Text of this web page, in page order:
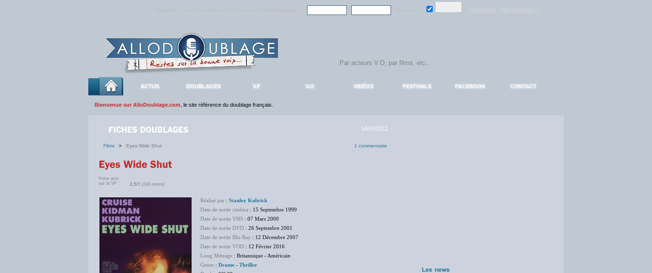
ACTUS DOUBLAGES V.F V.O VIDÉOS FESTIVALS FACEBOOK CONTACT
Bienvenue sur AlloDoublage.com , le site référence du doublage français.
14/07/2012
Films > Eyes Wide Shut 1 commentaire
Votre avis
sur la VF :
2.5/5 (243 notes)
Réalisé par : Stanley Kubrick
Date de sortie cinéma : 15 Septembre 1999
Date de sortie VHS : 07 Mars 2000
Date de sortie DVD : 26 Septembre 2001
Date de sortie Blu-Ray : 12 Décembre 2007
Date de sortie VOD : 12 Février 2016
Long Métrage : Britannique - Américain
Genre : Drame - Thriller